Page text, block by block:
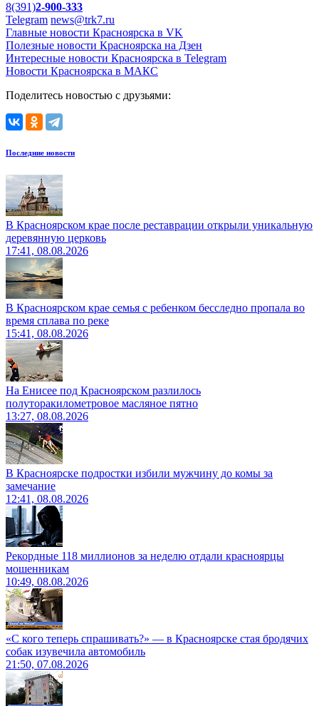
8(391)2-900-333
Telegram news@trk7.ru
Главные новости Красноярска в VK
Полезные новости Красноярска на Дзен
Интересные новости Красноярска в Telegram
Новости Красноярска в МАКС
Поделитесь новостью с друзьями:
Последние новости
В Красноярском крае после реставрации открыли уникальную
деревянную церковь
17:41, 08.08.2026
В Красноярском крае семья с ребенком бесследно пропала во
время сплава по реке
15:41, 08.08.2026
На Енисее под Красноярском разлилось
полуторакилометровое масляное пятно
13:27, 08.08.2026
В Красноярске подростки избили мужчину до комы за
замечание
12:41, 08.08.2026
Рекордные 118 миллионов за неделю отдали красноярцы
мошенникам
10:49, 08.08.2026
«С кого теперь спрашивать?» — в Красноярске стая бродячих
собак изувечила автомобиль
21:50, 07.08.2026